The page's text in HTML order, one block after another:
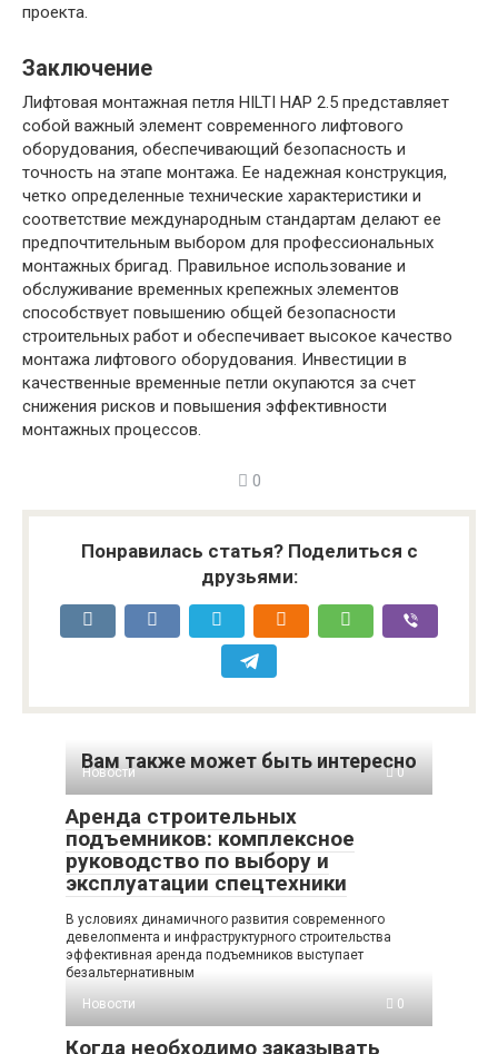
проекта.
Заключение
Лифтовая монтажная петля HILTI HAP 2.5 представляет
собой важный элемент современного лифтового
оборудования, обеспечивающий безопасность и
точность на этапе монтажа. Ее надежная конструкция,
четко определенные технические характеристики и
соответствие международным стандартам делают ее
предпочтительным выбором для профессиональных
монтажных бригад. Правильное использование и
обслуживание временных крепежных элементов
способствует повышению общей безопасности
строительных работ и обеспечивает высокое качество
монтажа лифтового оборудования. Инвестиции в
качественные временные петли окупаются за счет
снижения рисков и повышения эффективности
монтажных процессов.
0
Понравилась статья? Поделиться с
друзьями:
Вам также может быть интересно
Новости 0
Аренда строительных
подъемников: комплексное
руководство по выбору и
эксплуатации спецтехники
В условиях динамичного развития современного
девелопмента и инфраструктурного строительства
эффективная аренда подъемников выступает
безальтернативным
Новости
0
Когда необходимо заказывать